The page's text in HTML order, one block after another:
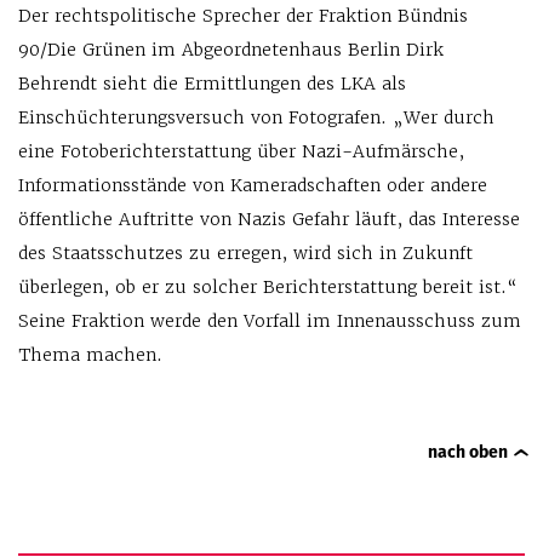
Der rechtspolitische Sprecher der Fraktion Bündnis
90/Die Grünen im Abgeordnetenhaus Berlin Dirk
Behrendt sieht die Ermittlungen des LKA als
Einschüchterungsversuch von Fotografen. „Wer durch
eine Fotoberichterstattung über Nazi-Aufmärsche,
Informationsstände von Kameradschaften oder andere
öffentliche Auftritte von Nazis Gefahr läuft, das Interesse
des Staatsschutzes zu erregen, wird sich in Zukunft
überlegen, ob er zu solcher Berichterstattung bereit ist.“
Seine Fraktion werde den Vorfall im Innenausschuss zum
Thema machen.
nach oben